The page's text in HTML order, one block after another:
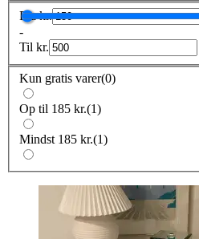
Frakr.
-
Til kr.
Kun gratis varer(0)
Op til 185 kr.(1)
Mindst 185 kr.(1)